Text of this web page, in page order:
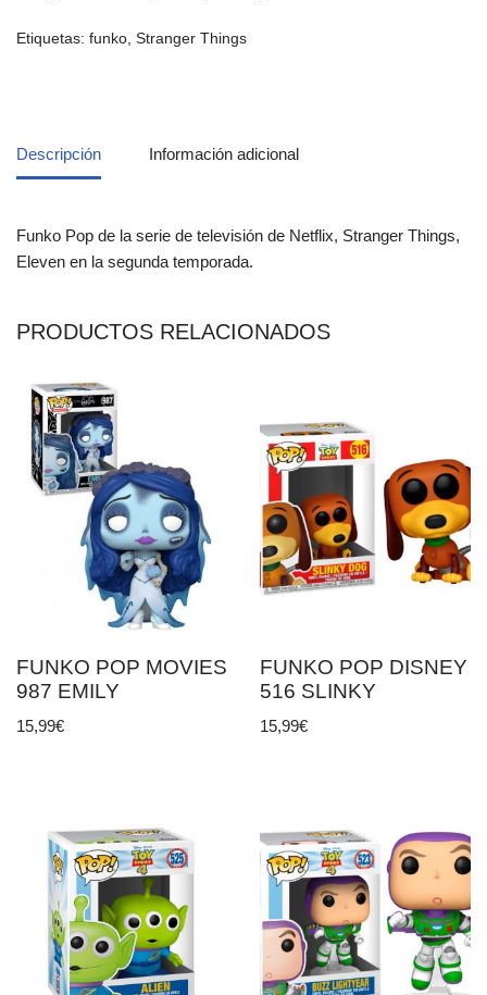
Etiquetas: funko Stranger Things
Descripción Información adicional
Funko Pop de la serie de televisión de Netflix, Stranger Things,
Eleven en la segunda temporada.
PRODUCTOS RELACIONADOS
FUNKO POP MOVIES
987 EMILY
15,99€
FUNKO POP DISNEY
516 SLINKY
15,99€